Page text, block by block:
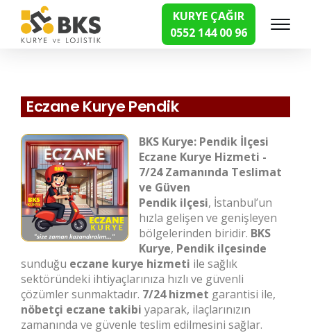
KURYE ÇAĞIR
0552 144 00 96
Hızlı Kurye Hizmetleri
Eczane Kurye Pendik
BKS Kurye: Pendik İlçesi
Eczane Kurye Hizmeti -
7/24 Zamanında Teslimat
ve Güven
Pendik ilçesi, İstanbul’un
hızla gelişen ve genişleyen
bölgelerinden biridir. BKS
Kurye, Pendik ilçesinde
sunduğu eczane kurye hizmeti ile sağlık
sektöründeki ihtiyaçlarınıza hızlı ve güvenli
çözümler sunmaktadır. 7/24 hizmet garantisi ile,
nöbetçi eczane takibi yaparak, ilaçlarınızın
zamanında ve güvenle teslim edilmesini sağlar.